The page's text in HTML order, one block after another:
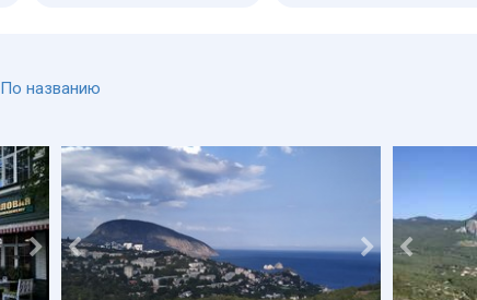
По названию